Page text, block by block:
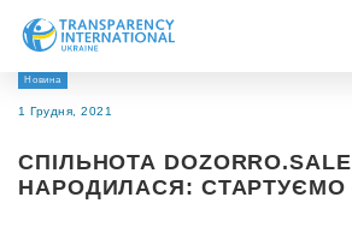
Про нас
Дослідження
Новина
1 Грудня, 2021
СПІЛЬНОТА DOZORRO.SALE
НАРОДИЛАСЯ: СТАРТУЄМО